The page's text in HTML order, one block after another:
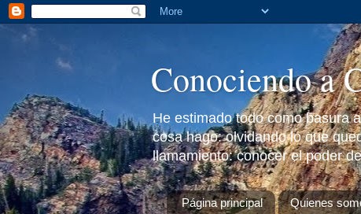
Conociendo a
He estimado todo como basura
cosa hago: olvidando lo que
llamamiento: conocer el poder
Página principal Quienes